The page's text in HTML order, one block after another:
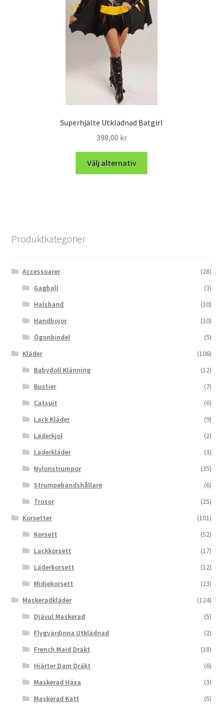
Superhjälte Utklädnad Batgirl
398,00 kr
Välj alternativ
Produktkategorier
Accessoarer
(28)
Gagball
(3)
Halsband
(10)
Handbojor
(10)
Ögonbindel
(5)
Kläder
(106)
Babydoll Klänning
(12)
Bustier
(7)
Catsuit
(6)
Lack Kläder
(9)
Läderkjol
(2)
Läderkläder
(3)
Nylonstrumpor
(35)
Strumpebandshållare
(6)
Trosor
(25)
Korsetter
(101)
Korsett
(52)
Lackkorsett
(17)
Läderkorsett
(12)
Midjekorsett
(23)
Maskeradkläder
(124)
Djävul Maskerad
(5)
Flygvärdinna Utklädnad
(2)
French Maid Dräkt
(18)
Hjärter Dam Dräkt
(6)
Maskerad Häxa
(3)
Maskerad Katt
(5)